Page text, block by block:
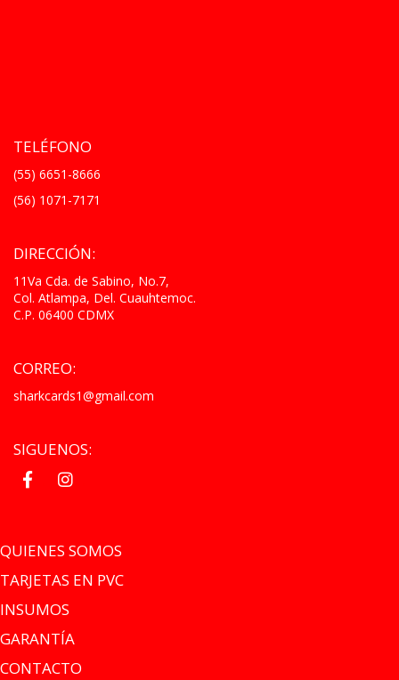
TELÉFONO
(55) 6651-8666
(56) 1071-7171
DIRECCIÓN:
11Va Cda. de Sabino, No.7,
Col. Atlampa, Del. Cuauhtemoc.
C.P. 06400 CDMX
CORREO:
sharkcards1@gmail.com
SIGUENOS:
QUIENES SOMOS
TARJETAS EN PVC
INSUMOS
GARANTÍA
CONTACTO